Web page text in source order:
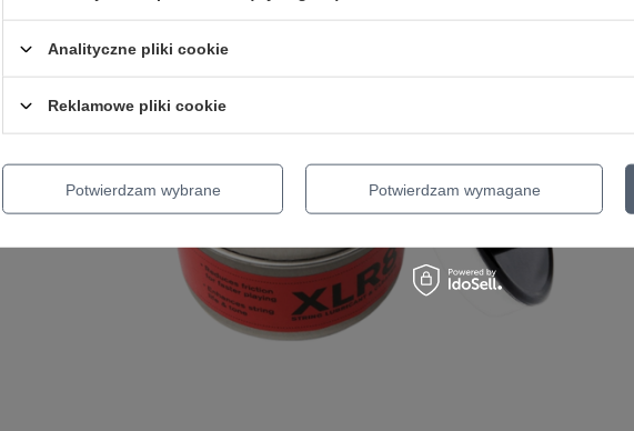
Analityczne pliki cookie
Reklamowe pliki cookie
Potwierdzam wybrane Potwierdzam wymagane